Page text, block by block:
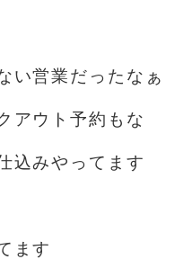
い営業だったなぁ
アウト予約もな
込みやってます
ます